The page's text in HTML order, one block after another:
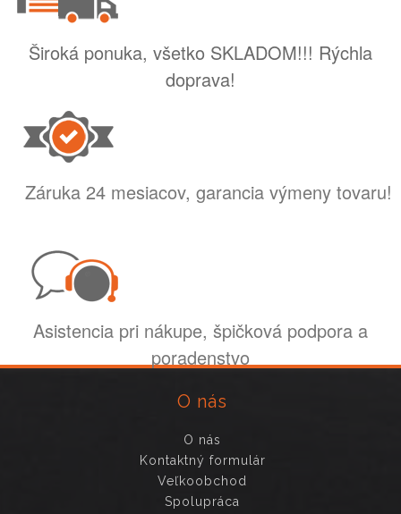
Široká ponuka, všetko SKLADOM!!! Rýchla
doprava!
Záruka 24 mesiacov, garancia výmeny tovaru!
Asistencia pri nákupe, špičková podpora a
poradenstvo
O nás
O nás
Kontaktný formulár
Veľkoobchod
Spolupráca